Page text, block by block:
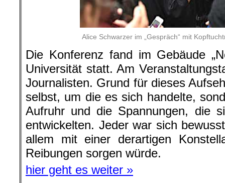
Alice Schwarzer im „Gespräch“ mit
Die Konferenz fand im Gebäude
Universität statt. Am
Journalisten. Grund für dieses
selbst, um die es sich handelte,
Aufruhr und die Spannungen, die
entwickelten. Jeder war sich
allem mit einer derartigen
Reibungen sorgen würde.
hier geht es weiter »